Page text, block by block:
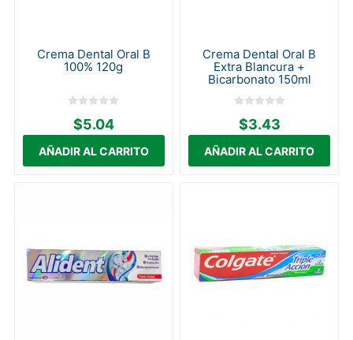
Crema Dental Oral B
100% 120g
$5.04
Crema Dental Oral B
Extra Blancura +
Bicarbonato 150ml
$3.43